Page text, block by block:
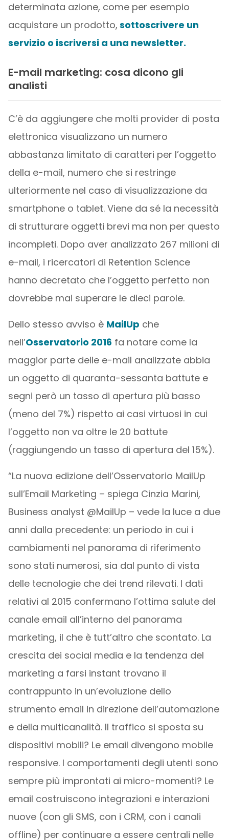
determinata azione, come per esempio
acquistare un prodotto, sottoscrivere un
servizio o iscriversi a una newsletter.
E-mail marketing: cosa dicono gli
analisti
C’è da aggiungere che molti provider di posta
elettronica visualizzano un numero
abbastanza limitato di caratteri per l’oggetto
della e-mail, numero che si restringe
ulteriormente nel caso di visualizzazione da
smartphone o tablet. Viene da sé la necessità
di strutturare oggetti brevi ma non per questo
incompleti. Dopo aver analizzato 267 milioni di
e-mail, i ricercatori di Retention Science
hanno decretato che l’oggetto perfetto non
dovrebbe mai superare le dieci parole.
Dello stesso avviso è MailUp che
nell’Osservatorio 2016 fa notare come la
maggior parte delle e-mail analizzate abbia
un oggetto di quaranta-sessanta battute e
segni però un tasso di apertura più basso
(meno del 7%) rispetto ai casi virtuosi in cui
l’oggetto non va oltre le 20 battute
(raggiungendo un tasso di apertura del 15%).
“La nuova edizione dell’Osservatorio MailUp
sull’Email Marketing – spiega Cinzia Marini,
Business analyst @MailUp – vede la luce a due
anni dalla precedente: un periodo in cui i
cambiamenti nel panorama di riferimento
sono stati numerosi, sia dal punto di vista
delle tecnologie che dei trend rilevati. I dati
relativi al 2015 confermano l’ottima salute del
canale email all’interno del panorama
marketing, il che è tutt’altro che scontato. La
crescita dei social media e la tendenza del
marketing a farsi instant trovano il
contrappunto in un’evoluzione dello
strumento email in direzione dell’automazione
e della multicanalità. Il traffico si sposta su
dispositivi mobili? Le email divengono mobile
responsive. I comportamenti degli utenti sono
sempre più improntati ai micro-momenti? Le
email costruiscono integrazioni e interazioni
nuove (con gli SMS, con i CRM, con i canali
offline) per continuare a essere centrali nelle